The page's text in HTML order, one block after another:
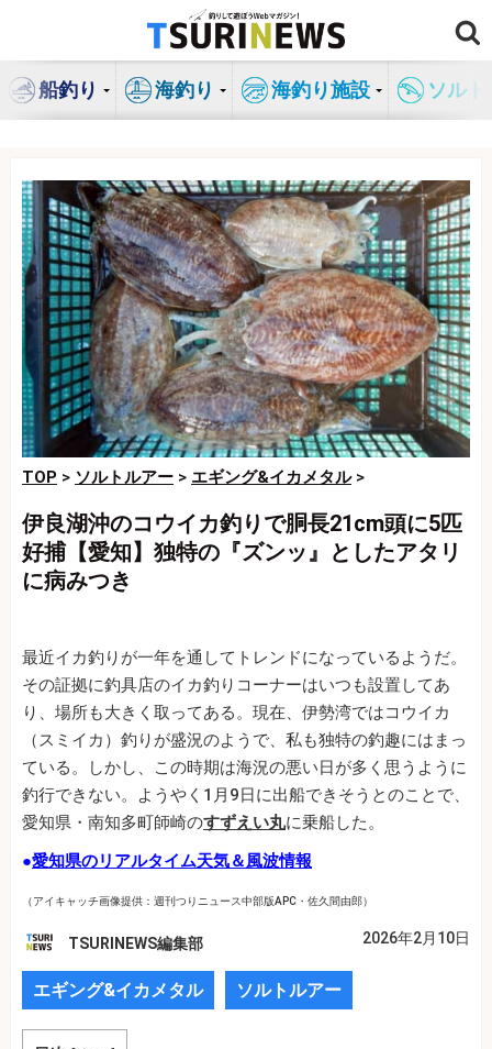
ン
船釣り 海釣り 海釣り施設 ソル
TOP > ソルトルアー > エギング&イカメタル>
伊良湖沖のコウイカ釣りで胴長21cm頭に5匹
好捕【愛知】独特の『ズンッ』としたアタリ
に病みつき
最近イカ釣りが一年を通してトレンドになっているようだ。
その証拠に釣具店のイカ釣りコーナーはいつも設置してあ
り、場所も大きく取ってある。現在、伊勢湾ではコウイカ
（スミイカ）釣りが盛況のようで、私も独特の釣趣にはまっ
ている。しかし、この時期は海況の悪い日が多く思うように
釣行できない。ようやく1月9日に出船できそうとのことで、
愛知県・南知多町師崎のすずえい丸に乗船した。
●愛知県のリアルタイム天気＆風波情報
（アイキャッチ画像提供：週刊つりニュース中部版APC・佐久間由郎）
TSURINEWS編集部 2026年2月10日
エギング&イカメタル ソルトルアー